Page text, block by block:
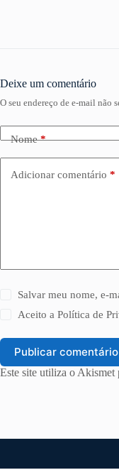
Deixe um comentário
O seu endereço de e-mail não
Nome*
Adicionar comentário *
Salvar meu nome, e-
Aceito aPolítica de
Publicar comentário
Este site utiliza o Akismet